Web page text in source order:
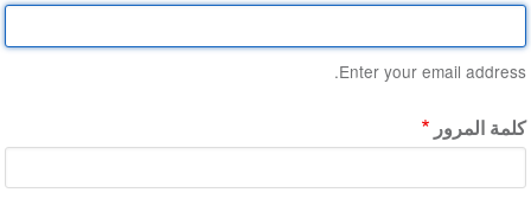
Enter your email address.
كلمة المرور